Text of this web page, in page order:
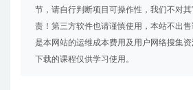
节，请自行判断项目可操作性，我们不对
责！第三方软件也请谨慎使用，本站不出
是本网站的运维成本费用及用户网络搜集资
下载的课程仅供学习使用。